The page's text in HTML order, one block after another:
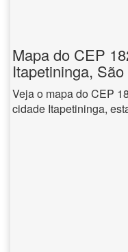
Mapa do CEP
Itapetininga,
Veja o mapa do CEP
cidade Itapetininga,